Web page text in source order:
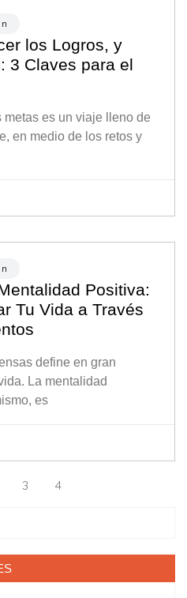
los Logros, y
3 Claves para el
es un viaje lleno de
en medio de los retos y
Positiva:
Tu Vida a Través
define en gran
La mentalidad
es
3 4